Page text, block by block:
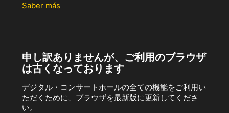
Saber más
申し訳ありませんが、ご利用のブラウザ
は古くなっております
デジタル・コンサートホールの全ての機能をご利用い
ただくために、ブラウザを最新版に更新してくださ
い。